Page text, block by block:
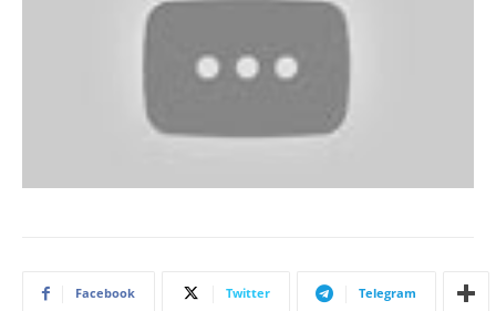
Facebook Twitter Telegram